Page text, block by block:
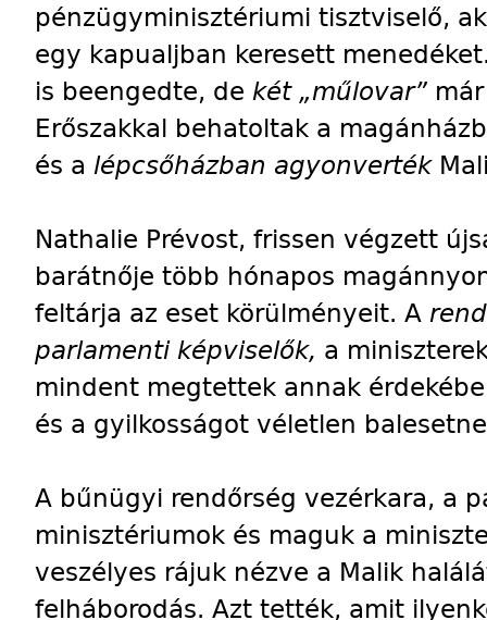
pénzügyminisztériumi tisztviselő,
egy kapualjban keresett
is beengedte, de két „műlovar”
Erőszakkal behatoltak a
és a lépcsőházban agyonverték
Nathalie Prévost, frissen végzett
barátnője több hónapos
feltárja az eset körülményeit. A
parlamenti képviselők, a
mindent megtettek annak
és a gyilkosságot véletlen
A bűnügyi rendőrség vezérkara, a
minisztériumok és maguk a
veszélyes rájuk nézve a Malik
felháborodás. Azt tették, amit